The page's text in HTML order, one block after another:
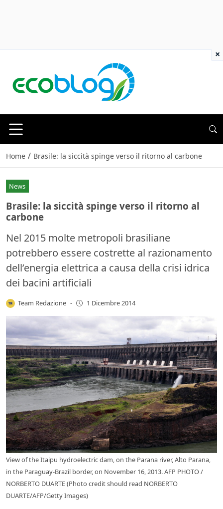
Home / Brasile: la siccità spinge verso il ritorno al carbone
News
Brasile: la siccità spinge verso il ritorno al
carbone
Nel 2015 molte metropoli brasiliane
potrebbero essere costrette al razionamento
dell’energia elettrica a causa della crisi idrica
dei bacini artificiali
Team Redazione - 1 Dicembre 2014
View of the Itaipu hydroelectric dam, on the Parana river, Alto Parana,
in the Paraguay-Brazil border, on November 16, 2013. AFP PHOTO /
NORBERTO DUARTE (Photo credit should read NORBERTO
DUARTE/AFP/Getty Images)
×